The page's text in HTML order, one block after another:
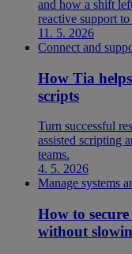
and how a shift
reactive support
11. 5. 2026
Connect and
How Tia
scripts
Turn successful
assisted scripting
teams.
4. 5. 2026
Manage systems
How to
without